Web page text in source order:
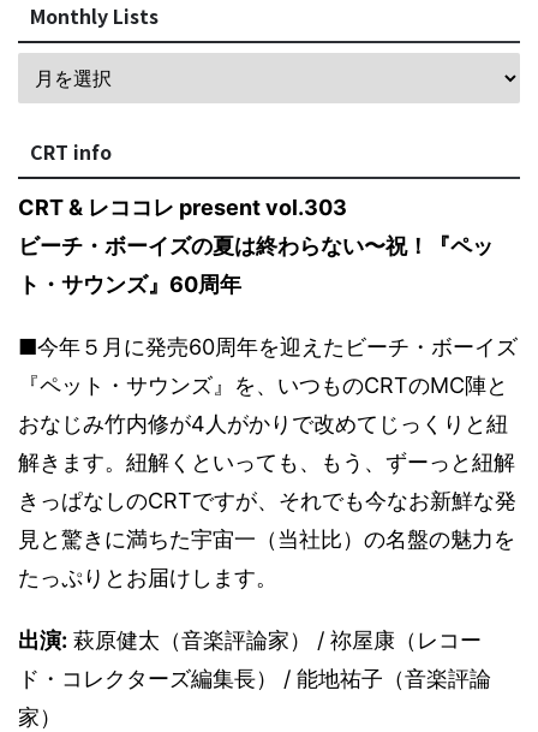
Monthly Lists
CRT info
CRT & レココレ present vol.303
ビーチ・ボーイズの夏は終わらない〜祝！『ペッ
ト・サウンズ』60周年
■今年５月に発売60周年を迎えたビーチ・ボーイズ
『ペット・サウンズ』を、いつものCRTのMC陣と
おなじみ竹内修が4人がかりで改めてじっくりと紐
解きます。紐解くといっても、もう、ずーっと紐解
きっぱなしのCRTですが、それでも今なお新鮮な発
見と驚きに満ちた宇宙一（当社比）の名盤の魅力を
たっぷりとお届けします。
出演: 萩原健太（音楽評論家） / 祢屋康（レコー
ド・コレクターズ編集長） / 能地祐子（音楽評論
家）